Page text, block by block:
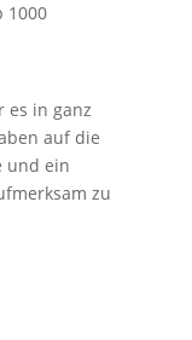
1000
es in ganz
auf die
und ein
zu